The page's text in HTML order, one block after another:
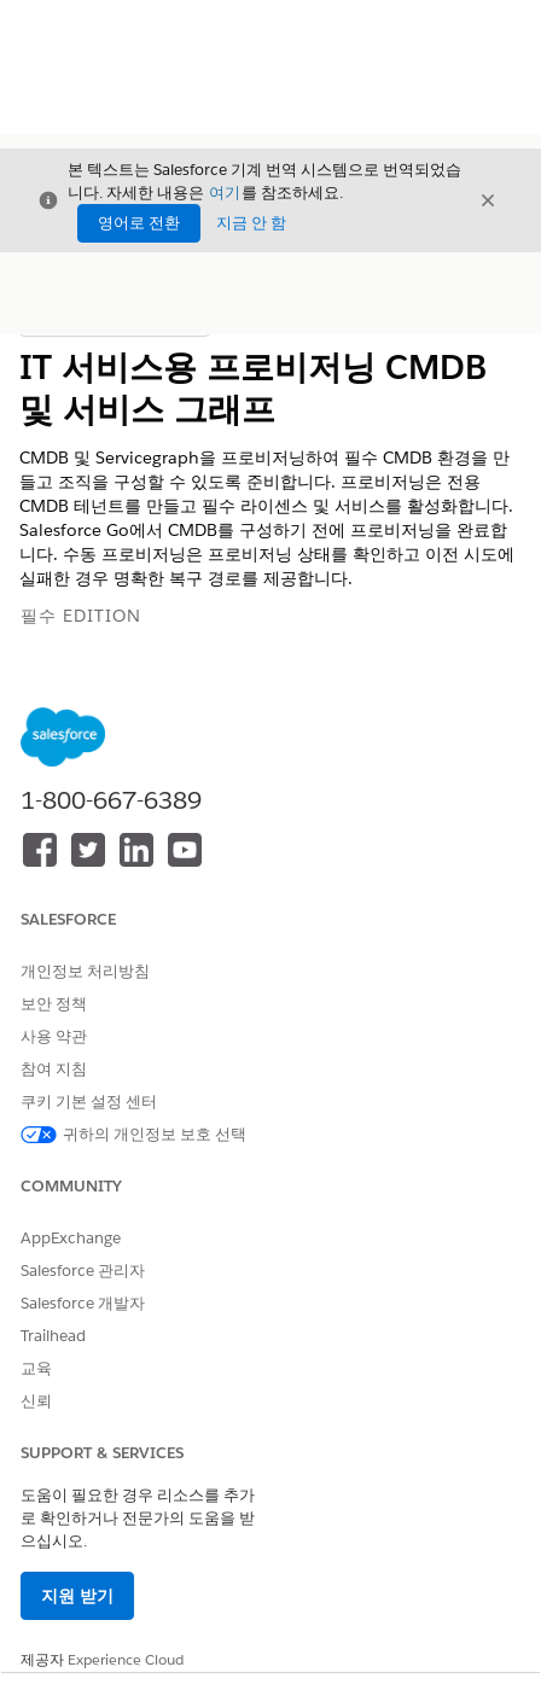
닫기
본 텍스트는 Salesforce 기계 번역 시스템으로 번역되었습
니다. 자세한 내용은 여기 를 참조하세요.
영어로 전환
지금 안 함
닫기
IT 서비스용 프로비저닝 CMDB
및 서비스 그래프
CMDB 및 Servicegraph을 프로비저닝하여 필수 CMDB 환경을 만
들고 조직을 구성할 수 있도록 준비합니다. 프로비저닝은 전용
CMDB 테넌트를 만들고 필수 라이센스 및 서비스를 활성화합니다.
Salesforce Go에서 CMDB를 구성하기 전에 프로비저닝을 완료합
니다. 수동 프로비저닝은 프로비저닝 상태를 확인하고 이전 시도에
실패한 경우 명확한 복구 경로를 제공합니다.
필수 EDITION
지원 제품: Agentforce IT 서비스가 포함된
Performance
CMDB 프로비저닝:
닝이 완료될 때까지 CMDB 구성 및 관련 기능을 사용할 수 없습니
프로비저닝은 백그라운드에서 실행되며 작업을 실행하는 동안 페이
지를 떠날 수 있습니다.
페이지에 현재 프로비저닝 상태 및 작업 단계가 표시됩니다.
적용된 라이센스
CMDB 서비스 활성화됨
어느 단계에서든 프로비저닝에 실패하면 상태에 실패가 표시됩니
기능 설정에서
프로비저닝 상태 섹션을 검토합니다.
상태가 프로비저닝되지 않음 또는 실패인 경우
CMDB를 클릭합니다.
상태가 프로비저닝됨으로 변경될 때까지 기다립니다.
프로비저닝에는 몇 분 정도 걸릴 수 있습니다. 작업을 실행하는
항이 채워집니다.
1-800-667-6389
SALESFORCE
개인정보 처리방침
보안 정책
사용 약관
참여 지침
쿠키 기본 설정 센터
귀하의 개인정보 보호 선택
COMMUNITY
AppExchange
Salesforce 관리자
Salesforce 개발자
Trailhead
교육
신뢰
SUPPORT & SERVICES
도움이 필요한 경우 리소스를 추가
로 확인하거나 전문가의 도움을 받
으십시오.
지원 받기
제공자 Experience Cloud